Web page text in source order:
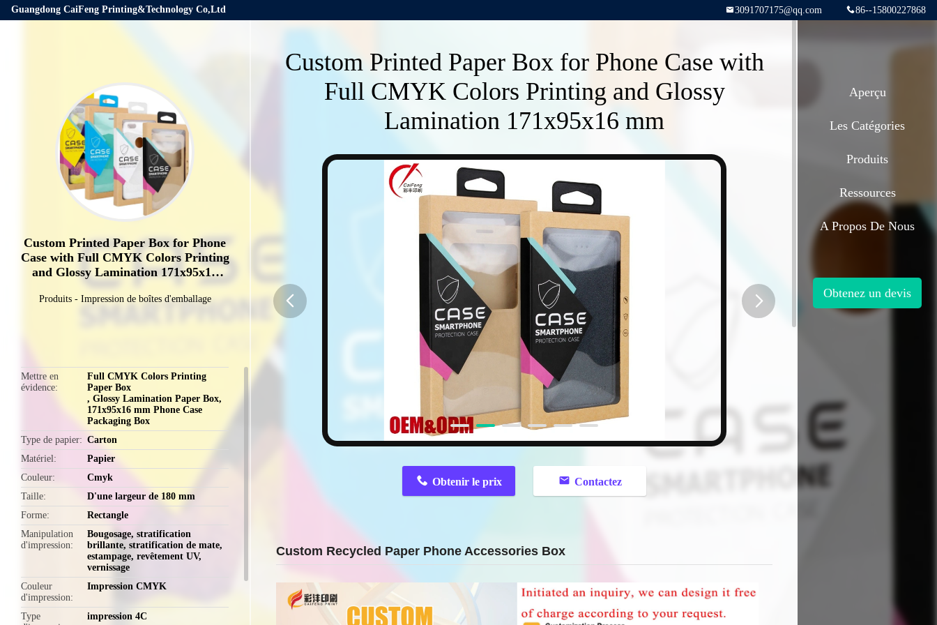
Guangdong CaiFeng Printing&Technology Co,Ltd 86--15800227868
3091707175@qq.com
Custom Printed Paper Box for Phone
Case with Full CMYK Colors Printing
and Glossy Lamination 171x95x16
Produits- Impression de boîtes d'emballage
Mettre en
évidence
Full CMYK Colors Printing
Paper Box
,Glossy Lamination Paper Box,
171x95x16 mm Phone Case
Packaging Box
Type de papier
Carton
Matériel
Papier
Couleur
Cmyk
Taille
D'une largeur de 180 mm
Forme
Rectangle
Manipulation
d'impression
Bougosage, stratification
brillante, stratification de mate,
estampage, revêtement UV,
vernissage
Couleur
d'impression
Impression CMYK
Type
impression 4C
Custom Printed Paper Box for Phone Case with
Full CMYK Colors Printing and Glossy
Lamination 171x95x16 mm
Obtenir le prix Contactez
Custom Recycled Paper Phone Accessories Box
Aperçu
Les Catégories
Produits
Ressources
A Propos De Nous
Obtenez un devis